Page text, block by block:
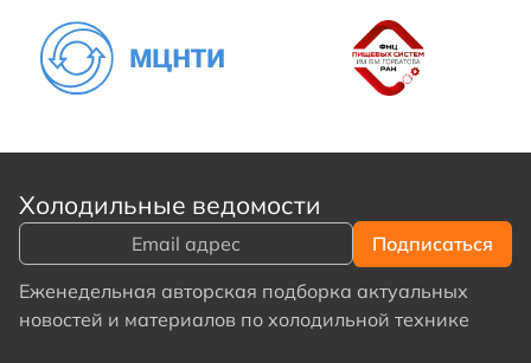
Холодильные ведомости
Еженедельная авторская подборка актуальных
новостей и материалов по холодильной технике